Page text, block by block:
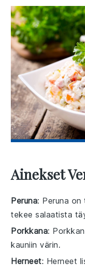
Ainekset
Peruna: Peruna on
tekee salaatista
Porkkana:
kauniin värin.
Herneet: Herneet